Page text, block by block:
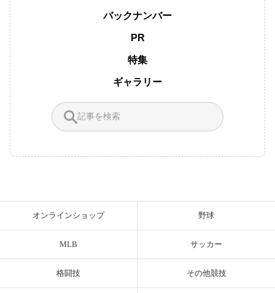
バックナンバー
PR
特集
ギャラリー
オンラインショップ 野球
MLB サッカー
格闘技 その他競技